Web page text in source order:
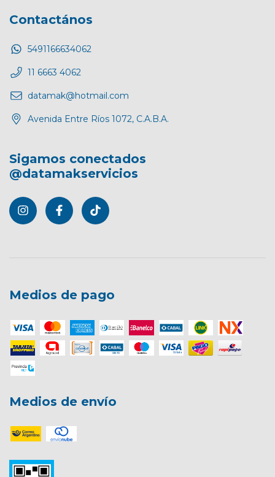
Contactános
5491166634062
11 6663 4062
datamak@hotmail.com
Avenida Entre Ríos 1072, C.A.B.A.
Sigamos conectados
@datamakservicios
Medios de pago
Medios de envío